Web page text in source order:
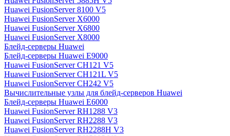
Huawei FusionServer 8100 V5
Huawei FusionServer X6000
Huawei FusionServer X6800
Huawei FusionServer X8000
Блейд-серверы Huawei
Блейд-серверы Huawei E9000
Huawei FusionServer CH121 V5
Huawei FusionServer CH121L V5
Huawei FusionServer CH242 V5
Вычислительные узлы для блейд-серверов Huawei
Блейд-серверы Huawei E6000
Huawei FusionServer RH1288 V3
Huawei FusionServer RH2288 V3
Huawei FusionServer RH2288H V3